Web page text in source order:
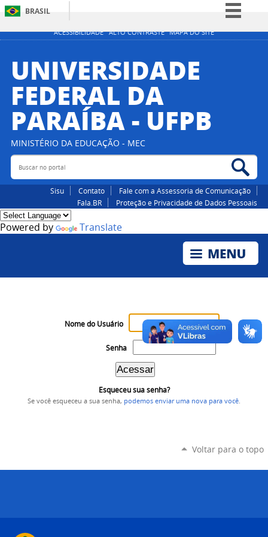
ACESSIBILIDADE ALTO CONTRASTE MAPA DO SITE
BRASIL
Simplifique!
Participe
Acesso à informação
Canais
UNIVERSIDADE
FEDERAL DA
PARAÍBA - UFPB
MINISTÉRIO DA EDUCAÇÃO - MEC
Buscar no portal
Sisu Contato
Fale com a Assessoria de Comunicação
Fala.BR
Proteção e Privacidade de Dados Pessoais
Powered by Translate
Nome do Usuário
Senha
Esqueceu sua senha?
Se você esqueceu a sua senha, podemos enviar uma nova para você
Voltar para o topo